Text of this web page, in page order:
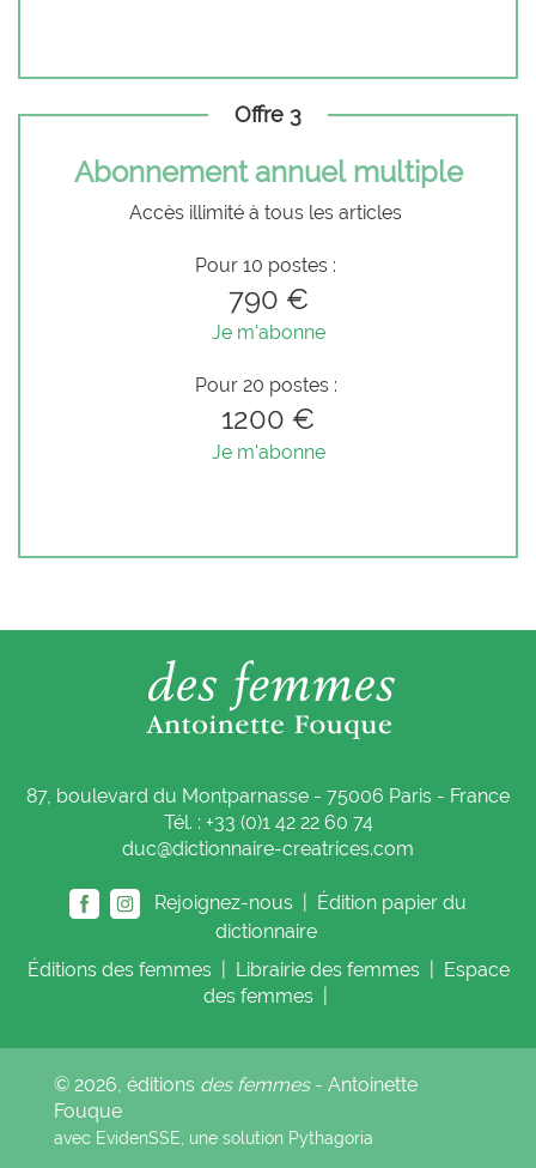
Offre 3
Abonnement annuel multiple
Accès illimité à tous les articles
Pour 10 postes :
790 €
Je m'abonne
Pour 20 postes :
1200 €
Je m'abonne
87, boulevard du Montparnasse - 75006 Paris - France
Tél. : +33 (0)1 42 22 60 74
duc@dictionnaire-creatrices.com
Rejoignez-nous |
Édition papier du
dictionnaire
Éditions des femmes Librairie des femmes
Espace
des femmes
© 2026, éditions des femmes- Antoinette
Fouque
avec EvidenSSE, une solution Pythagoria